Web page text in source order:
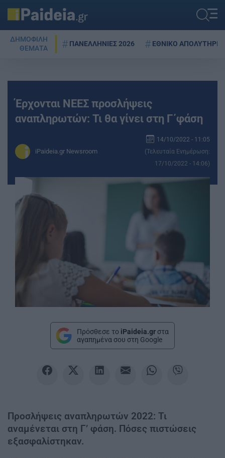
ΔΗΜΟΦΙΛΗ
ΘΕΜΑΤΑ
ΠΑΝΕΛΛΗΝΙΕΣ 2026 ΕΘΝΙΚΟ ΑΠΟΛΥΤΗΡΙΟ
Έρχονται ΝΕΕΣ προσλήψεις
αναπληρωτών: Τι θα γίνει στη Γ΄φάση
iPaideia.gr Newsroom
14/10/2022 - 11:05
(Τελευταία Ενημέρωση:
17/10/2022 - 14:06)
Πρόσθεσε το iPaideia.gr στα
αγαπημένα σου στη Google
Προσλήψεις αναπληρωτών 2022: Τι
αναμένεται στη Γ’ φάση. Πόσες πιστώσεις
εξασφαλίστηκαν.